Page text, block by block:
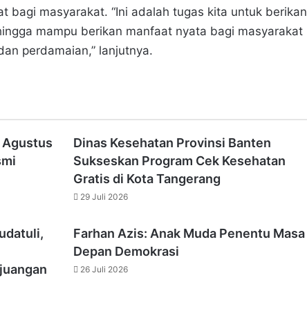
bagi masyarakat. “Ini adalah tugas kita untuk berikan
mampu berikan manfaat nyata bagi masyarakat
perdamaian,” lanjutnya.
Agustus
Dinas Kesehatan Provinsi Banten
Sukseskan Program Cek Kesehatan
Gratis di Kota Tangerang
29 Juli 2026
Farhan Azis: Anak Muda Penentu Masa
Depan Demokrasi
26 Juli 2026